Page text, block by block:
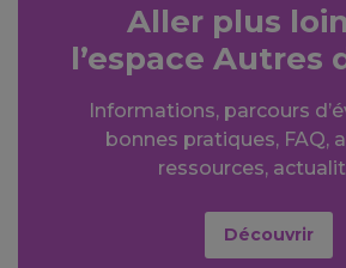
Aller plus
l’espace Autres
Informations, parcours
bonnes pratiques, FAQ,
ressources,
Découvrir